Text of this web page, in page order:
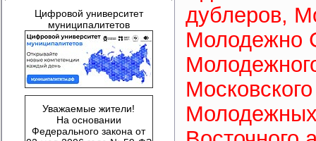
дублеров,
Молодежно
Цифровой университет
муниципалитетов
Уважаемые жители!
На основании
Федерального закона от